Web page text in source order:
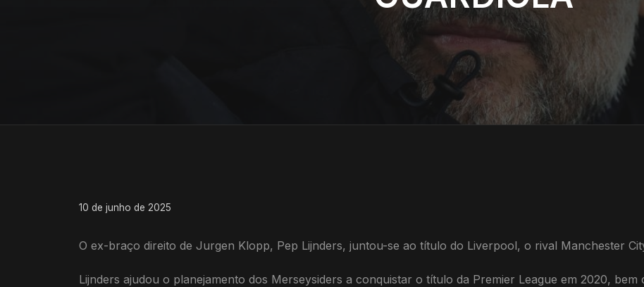
10 de junho de 2025
O ex-braço direito de Jurgen Klopp, Pep Lijnders, juntou-se ao título do Liverpool, o rival Manchester
Lijnders ajudou o planejamento dos Merseysiders a conquistar o título da Premier League em 2020, bem